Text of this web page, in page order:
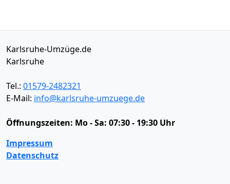
Karlsruhe-Umzüge.de
Karlsruhe
Tel.: 01579-2482321
E-Mail: info@karlsruhe-umzuege.de
Öffnungszeiten: Mo - Sa: 07:30 - 19:30 Uhr
Impressum
Datenschutz